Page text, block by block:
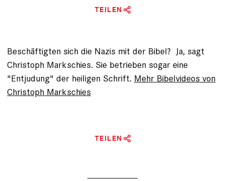
TEILEN
Beschäftigten sich die Nazis mit der Bibel? Ja, sagt
Christoph Markschies. Sie betrieben sogar eine
"Entjudung" der heiligen Schrift. Mehr Bibelvideos von
Christoph Markschies
TEILEN